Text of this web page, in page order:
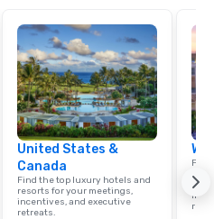
United States &
Canada
Find the top luxury hotels and
resorts for your meetings,
incentives, and executive
retreats.
Find